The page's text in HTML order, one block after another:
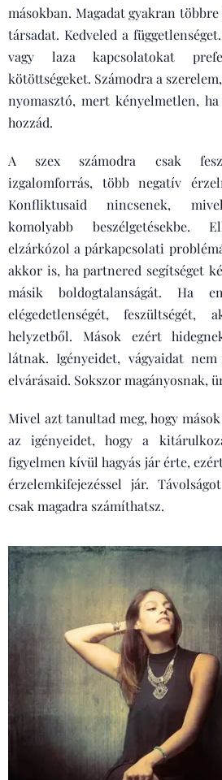
másokban. Magadat gyakran
társadat. Kedveled a
vagy laza kapcsolatokat
kötöttségeket. Számodra a
nyomasztó, mert kényelmetlen,
hozzád.
A szex számodra csak
izgalomforrás, több negatív
Konfliktusaid nincsenek,
komolyabb beszélgetésekbe.
elzárkózol a párkapcsolati
akkor is, ha partnered segítséget
másik boldogtalanságát. Ha
elégedetlenségét, feszültségét,
helyzetből. Mások ezért
látnak. Igényeidet, vágyaidat
elvárásaid. Sokszor magányosnak,
Mivel azt tanultad meg, hogy
az igényeidet, hogy a
figyelmen kívül hagyás jár érte,
érzelemkifejezéssel jár.
csak magadra számíthatsz.